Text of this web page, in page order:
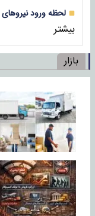
لحظه ورود نیروهای
بیشتر
بازار